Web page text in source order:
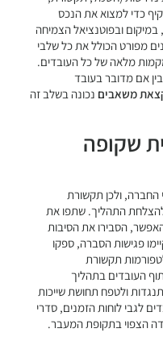
כדי למצוא את הנכס
ובפוטנציאל הצמיחה
מפורט הכולל את כל שלבי
מלאה של כל העובדים.
אם מדובר בעובד
משאבים נכונה בשלב זה
שקופה
ולכן תקשורת
להצלחת התהליך. שתפו את
הסבירו את הסיבות
פגישות הסברה, ספקו
תקשורת
העובדים בתהליך
ולטפח תחושת שייכות
לגבי לוחות הזמנים, סדרי
הצפוי בתקופת המעבר.